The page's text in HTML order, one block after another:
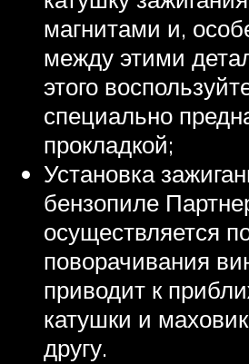
магнитами и,
между этими
этого
специально
прокладкой;
Установка
бензопиле
осуществляется
поворачивания
приводит к
катушки и
другу.